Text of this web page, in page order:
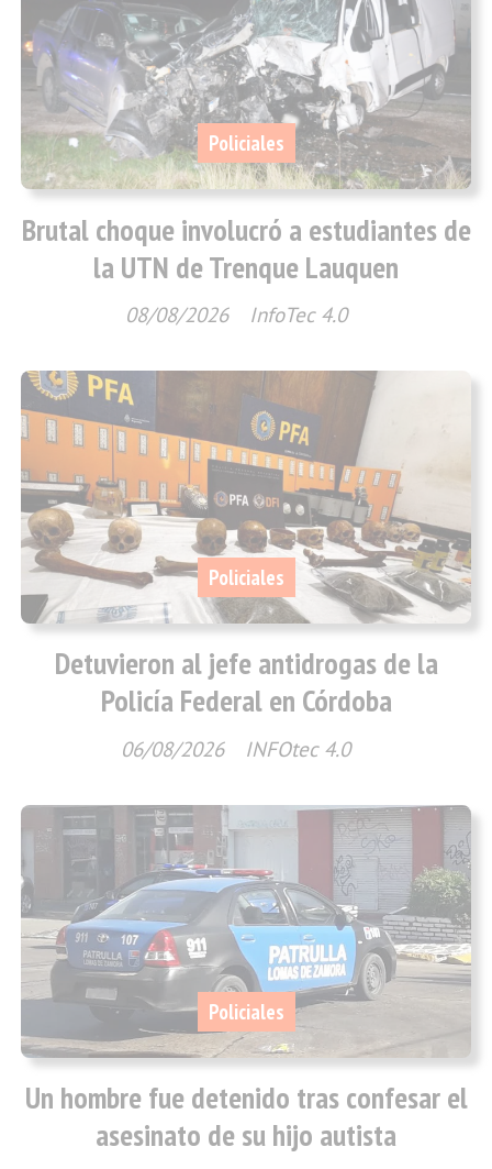
Brutal choque involucró a estudiantes de
la UTN de Trenque Lauquen
InfoTec 4.0
Policiales
08/08/2026
Detuvieron al jefe antidrogas de la
Policía Federal en Córdoba
INFOtec 4.0
Policiales
06/08/2026
Un hombre fue detenido tras confesar el
asesinato de su hijo autista
Policiales